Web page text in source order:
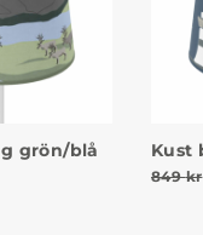
grön/blå
priset var: 849
nuvarande priset är:
Kust
849kr